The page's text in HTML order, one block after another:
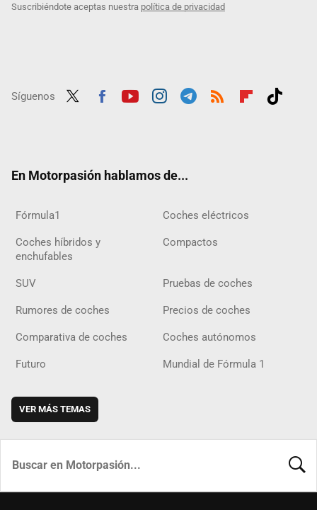
Suscribiéndote aceptas nuestra política de privacidad
Síguenos
En Motorpasión hablamos de...
Fórmula1 Coches eléctricos
Coches híbridos y
enchufables
Compactos
SUV Pruebas de coches
Rumores de coches Precios de coches
Comparativa de coches Coches autónomos
Futuro Mundial de Fórmula 1
VER MÁS TEMAS